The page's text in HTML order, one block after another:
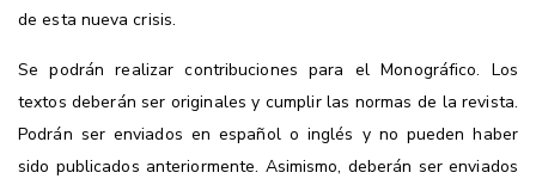
de esta nueva crisis.
Se podrán realizar contribuciones para el Monográfico. Los
textos deberán ser originales y cumplir las normas de la revista.
Podrán ser enviados en español o inglés y no pueden haber
sido publicados anteriormente. Asimismo, deberán ser enviados